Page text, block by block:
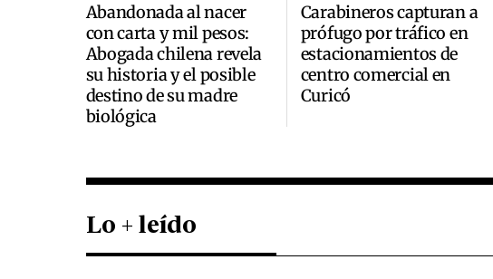
Abandonada al nacer
con carta y mil pesos:
Abogada chilena revela
su historia y el posible
destino de su madre
biológica
Carabineros capturan a
prófugo por tráfico en
estacionamientos de
centro comercial en
Curicó
Lo + leído